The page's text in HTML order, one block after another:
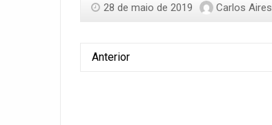
28 de maio de 2019 Carlos Aires
Anterior